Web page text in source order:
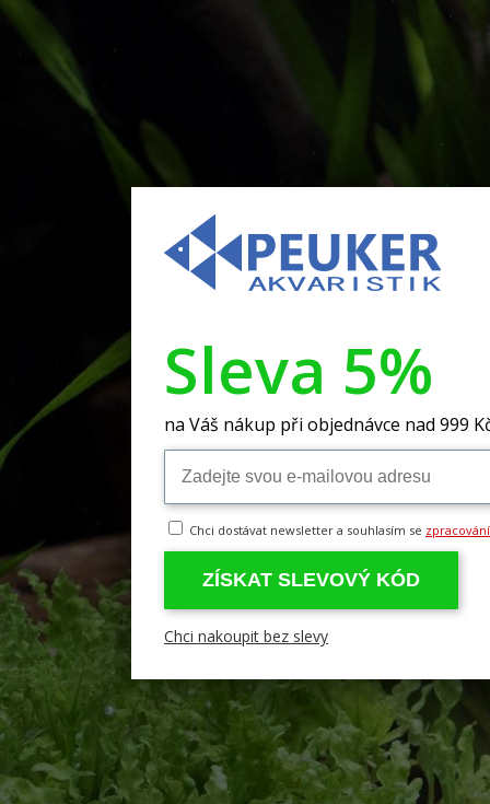
Sleva 5%
na Váš nákup při objednávce nad 999
Chci dostávat newsletter a souhlasím se
ZÍSKAT SLEVOVÝ KÓD
Chci nakoupit bez slevy